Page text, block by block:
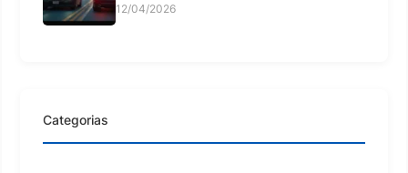
12/04/2026
Categorias